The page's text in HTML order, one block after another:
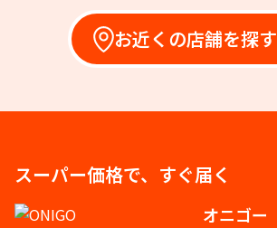
お近くの店舗を探す
スーパー価格で、すぐ届く
オニゴー